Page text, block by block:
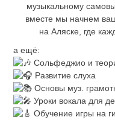
музыкальному
вместе мы начнем
на Аляске, где
а ещё:
Сольфеджио и
Развитие слуха
Основы муз.
Уроки вокала для
Обучение игры на